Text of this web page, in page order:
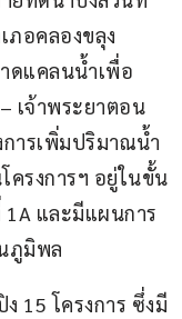
ภอคลองขลุง
ดแคลนน้ำเพื่อ
เจ้าพระยาตอน
ารเพิ่มปริมาณน้ำ
ครงการฯ อยู่ในขั้น
และมีแผนการ
ภูมิพล
15 โครงการ ซึ่งมี